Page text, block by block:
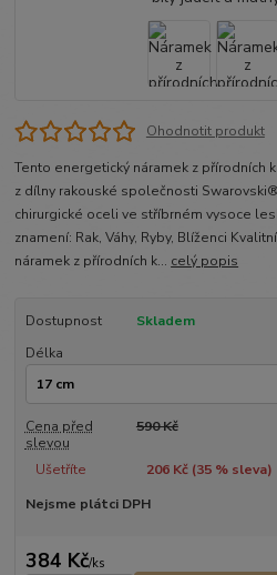
Ohodnotit produkt
Tento energetický náramek z přírodních
z dílny rakouské společnosti
chirurgické oceli ve stříbrném vysoce
znamení: Rak, Váhy, Ryby, Blíženci
náramek z přírodních k... celý popis
Dostupnost
Skladem
Délka
Cena před
slevou
590 Kč
Ušetříte 206 Kč (35% sleva)
Nejsme plátci DPH
384 Kč/ks